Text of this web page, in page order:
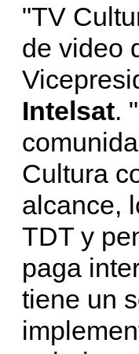
"TV
de video
Intelsat.
Cultura
alcance,
TDT y
paga
tiene un